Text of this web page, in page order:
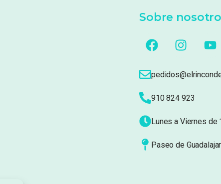
Sobre
910 824 923
Lunes a Viernes de
Paseo de